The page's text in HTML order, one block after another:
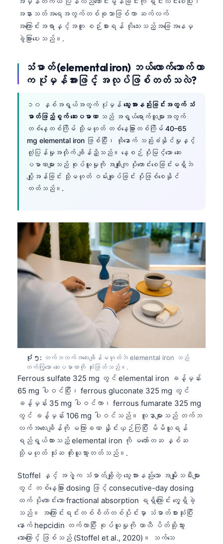
အနားသတ်အရေအတွက်တစ်ခုသာဖြစ်ကာ ဆက်လက်
အကြောင်းအရာနှင့်အတူ စဉ်းစားရန် လိုသေးသည့်အခြေအနေမှ
ခွဲခြားပေးသည်။.
သံဓာတ် (elemental iron) ဘယ်လောက်သောက်တာ
က ပုံမှန်အားဖြင့် အလုပ်ဖြစ်တတ်သလဲ?
၁၀ နှစ်အရွယ်အတွက် ပုံမှန် သွေးအားနည်းခြင်းအတွက် သံ
ဓာတ်ဖြည့်စွက် ဆေးပမာဏသည် အရွယ်ရောက်သူများအတွက်
တစ်နေ့တစ်ကြိမ် သို့မဟုတ် တစ်နေ့ခြားတစ်ကြိမ် 40–65
mg elemental iron ဖြစ်ပြီး၊ ထိုနောက် သည်းခံနိုင်မှုနှင့်
တုံ့ပြန်မှုအလိုက် ချိန်ညှိသည်။ နေ့စဉ် ပိုမြင့်သော ဆေး
ပမာဏများသည် စုပ်ယူမှုကို အချိုးကျ ပိုကောင်းစေခြင်းမရှိဘဲ
ပျို့အန်ခြင်း သို့မဟုတ် ဝမ်းချုပ်ခြင်း ပိုဖြစ်စေနိုင်
တတ်သည်။.
ပုံ ၅: တက်ဘလက်အလေးချိန်မဟုတ်ဘဲ elemental iron သည်
တက်ကြွသော ဆေးပမာဏကို ဆုံးဖြတ်သည်။.
Ferrous sulfate 325 mg တွင် elemental iron ခန့်မှန်း
65 mg ပါဝင်ပြီး၊ ferrous gluconate 325 mg တွင်
ခန့်မှန်း 35 mg ပါဝင်ကာ၊ ferrous fumarate 325 mg
တွင် ခန့်မှန်း 106 mg ပါဝင်သည်။ လူနာများသည် တက်ဘ
လက်အလေးချိန်ကို မကြာခဏ နှိုင်းယှဉ်ကြပြီး မိမိယူရန်
ရည်ရွယ်ထားသည့် elemental iron ကို မတော်တဆ နှစ်ဆ
သို့မဟုတ် သုံးဆ တိုးယူသွားတတ်သည်။.
Stoffel နှင့် အဖွဲ့က သံဓာတ်ချို့တဲ့ သွေးအားနည်းသော အမျိုးသမီးများ
တွင် တစ်နေ့ခြား dosing ဖြင့် consecutive-day dosing
ထက် ပိုကောင်းသော fractional absorption ရရှိကြောင်း တွေ့ရှိခဲ့
သည်။ အကြောင်းရင်းတစ်စိတ်တစ်ပိုင်းမှာ သံဓာတ်စားသုံးပြီး
နောက် hepcidin တက်လာပြီး စုပ်ယူမှုကို ယာယီ ပိတ်ဆို့သွား
သောကြောင့် ဖြစ်သည် (Stoffel et al., 2020)။ သက်သေ
ئۇيغۇرچە
Кыргызча
Татар теле
Беларуская мова
Esperanto
Frysk
Ślōnskŏ gŏdka
Norsk bokmål